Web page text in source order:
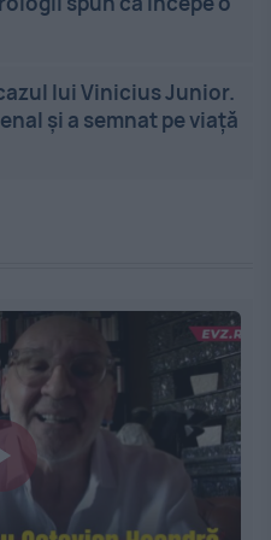
lui Vinicius Junior.
și a semnat pe viață